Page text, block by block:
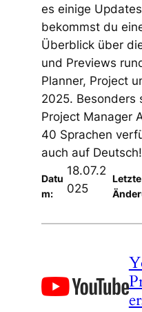
es einige
bekommst du
Überblick über
und Previews
Planner, Project
2025. Besonders
Project Manager
40 Sprachen
auch auf
Datu
m:
18.07.2
025
Letzte